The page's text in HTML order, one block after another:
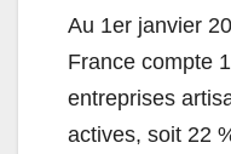
Au 1er janvier
France compte
entreprises
actives, soit 22